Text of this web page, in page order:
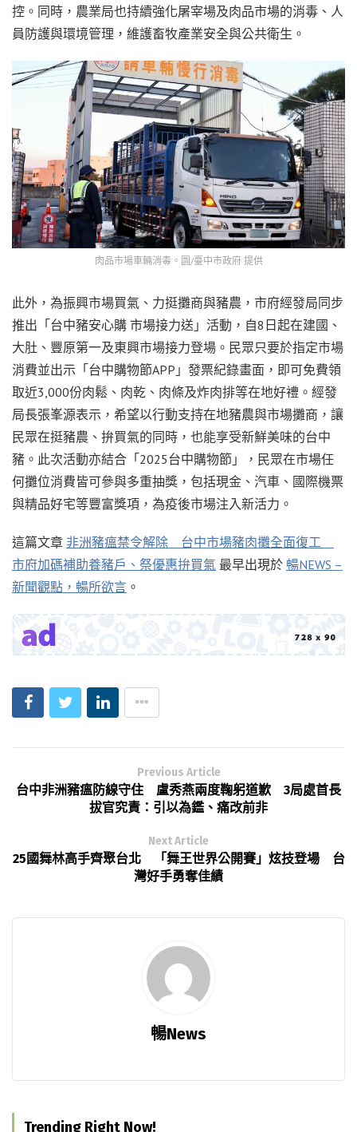
控。同時，農業局也持續強化屠宰場及肉品市場的消毒、人
員防護與環境管理，維護畜牧產業安全與公共衛生。
肉品市場車輛消毒。圖/臺中市政府 提供
此外，為振興市場買氣、力挺攤商與豬農，市府經發局同步
推出「台中豬安心購 市場接力送」活動，自8日起在建國、
大肚、豐原第一及東興市場接力登場。民眾只要於指定市場
消費並出示「台中購物節APP」發票紀錄畫面，即可免費領
取近3,000份肉鬆、肉乾、肉條及炸肉排等在地好禮。經發
局長張峯源表示，希望以行動支持在地豬農與市場攤商，讓
民眾在挺豬農、拚買氣的同時，也能享受新鮮美味的台中
豬。此次活動亦結合「2025台中購物節」，民眾在市場任
何攤位消費皆可參與多重抽獎，包括現金、汽車、國際機票
與精品好宅等豐富獎項，為疫後市場注入新活力。
這篇文章 非洲豬瘟禁令解除 台中市場豬肉攤全面復工
市府加碼補助養豬戶、祭優惠拚買氣 最早出現於 暢NEWS –
新聞觀點，暢所欲言 。
Previous Article
台中非洲豬瘟防線守住 盧秀燕兩度鞠躬道歉 3局處首長
拔官究責：引以為鑑、痛改前非
Next Article
25國舞林高手齊聚台北 「舞王世界公開賽」炫技登場 台
灣好手勇奪佳績
暢News
Trending Right Now!